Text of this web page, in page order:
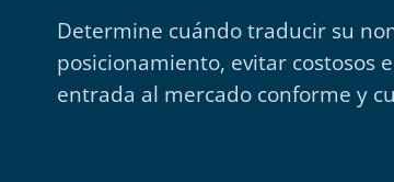
Determine cuándo traducir su
posicionamiento, evitar costosos
entrada al mercado conforme y